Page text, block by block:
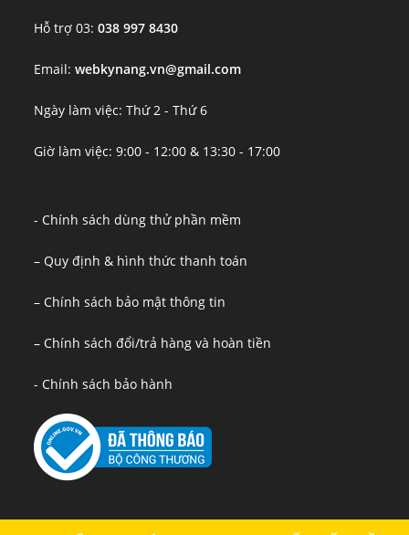
Hỗ trợ 03:038 997 8430
Email:webkynang.vn@gmail.com
Ngày làm việc: Thứ 2 - Thứ 6
Giờ làm việc: 9:00 - 12:00 & 13:30 - 17:00
- Chính sách dùng thử phần mềm
– Quy định & hình thức thanh toán
– Chính sách bảo mật thông tin
– Chính sách đổi/trả hàng và hoàn tiền
- Chính sách bảo hành